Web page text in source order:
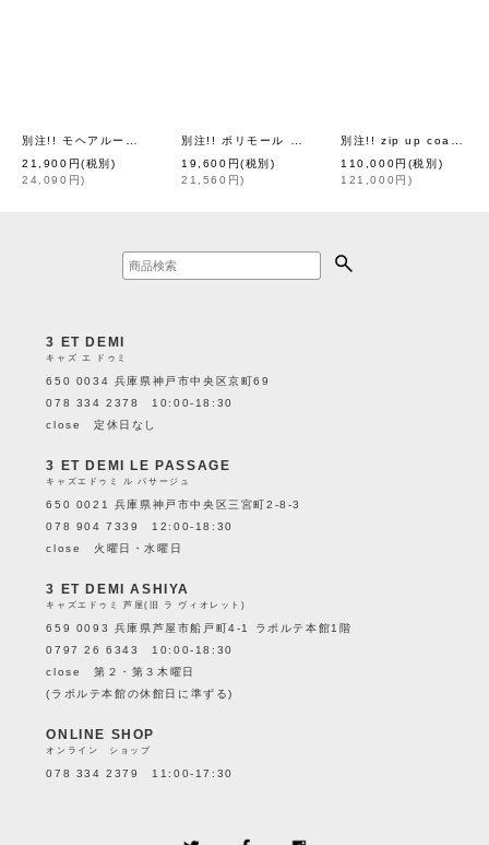
hitomi shinoyama design
21,900 円(税別)
24,090 円)
[hitomi
19,600 円(税別)
21,560 円)
110,000円 (税別)
121,000 円 )
3 ET DEMI
キャズ エ ドゥミ
650 0034 兵庫県神戸市中央区京町69
078 334 2378 10:00-18:30
close 定休日なし
3 ET DEMI LE PASSAGE
キャズエドゥミ ル パサージュ
650 0021 兵庫県神戸市中央区三宮町2-8-3
078 904 7339 12:00-18:30
close 火曜日・水曜日
3 ET DEMI ASHIYA
キャズエドゥミ 芦屋(旧 ラ ヴィオレット)
659 0093 兵庫県芦屋市船戸町4-1 ラポルテ本館1階
0797 26 6343 10:00-18:30
close 第２・第３木曜日
(ラポルテ本館の休館日に準ずる)
ONLINE SHOP
オンライン ショップ
078 334 2379 11:00-17:30